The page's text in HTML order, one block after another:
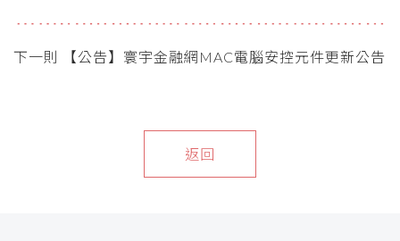
下一則 【公告】寰宇金融網MAC電腦安控元件更新公告
返回